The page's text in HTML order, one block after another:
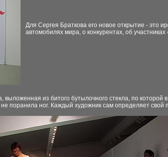
Для Сергея Браткова его новое открытие - это
автомобилях мира, о конкурентах, об
выложенная из битого бутылочного стекла, по
ног. Каждый художник сам определяет свой